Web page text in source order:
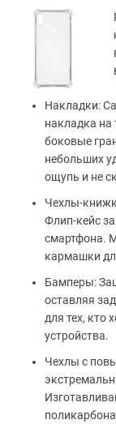
Накладки:
накладка на
боковые
небольших
ощупь и не
Чехлы-
Флип-кейс
смартфона.
кармашки
Бамперы:
оставляя
для тех, кто
устройства.
Чехлы с